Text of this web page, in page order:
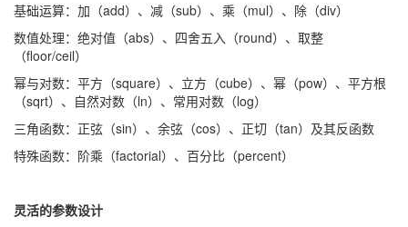
基础运算：加（add）、减（sub）、乘（mul）、除（div）
数值处理：绝对值（abs）、四舍五入（round）、取整
（floor/ceil）
幂与对数：平方（square）、立方（cube）、幂（pow）、平方根
（sqrt）、自然对数（ln）、常用对数（log）
三角函数：正弦（sin）、余弦（cos）、正切（tan）及其反函数
特殊函数：阶乘（factorial）、百分比（percent）
灵活的参数设计